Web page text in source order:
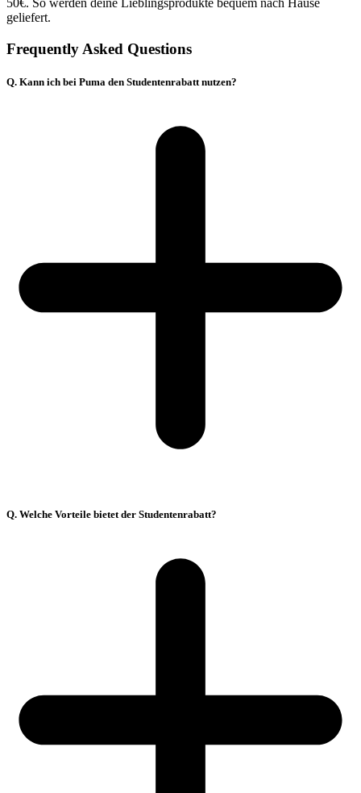
geliefert.
Frequently Asked Questions
Q. Kann ich bei Puma den Studentenrabatt nutzen?
Q. Welche Vorteile bietet der Studentenrabatt?